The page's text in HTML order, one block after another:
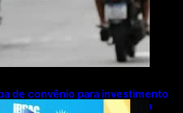
de convênio para investimento
em exportações de cachaça